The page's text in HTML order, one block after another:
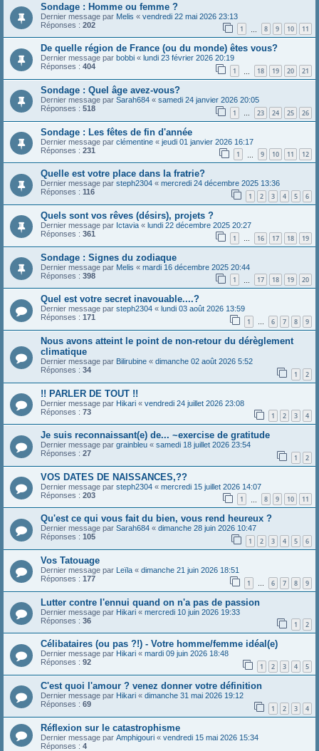
Sondage : Homme ou femme ?
Dernier message par Melis « vendredi 22 mai 2026 23:13
Réponses : 202 1 8 9 10 11
De quelle région de France (ou du monde) êtes vous?
Dernier message par bobbi « lundi 23 février 2026 20:19
Réponses : 404 1 18 19 20 21
Sondage : Quel âge avez-vous?
Dernier message par Sarah684 « samedi 24 janvier 2026 20:05
Réponses : 518 1 … 23 24 25 26
Sondage : Les fêtes de fin d'année
Dernier message par clémentine « jeudi 01 janvier 2026 16:17
Réponses : 231 1 9 10 11 12
Quelle est votre place dans la fratrie?
Dernier message par steph2304 « mercredi 24 décembre 2025 13:36
Réponses : 116 1 2 3 4 5 6
Quels sont vos rêves (désirs), projets ?
Dernier message par Ictavia « lundi 22 décembre 2025 20:27
Réponses : 361 1 … 16 17 18 19
Sondage : Signes du zodiaque
Dernier message par Melis « mardi 16 décembre 2025 20:44
Réponses : 398 1 17 18 19 20
Quel est votre secret inavouable....?
Dernier message par steph2304 « lundi 03 août 2026 13:59
Réponses : 171 1 … 6 7 8 9
Nous avons atteint le point de non-retour du dérèglement
climatique
Dernier message par Bilirubine « dimanche 02 août 2026 5:52
Réponses : 34 1 2
!! PARLER DE TOUT !!
Dernier message par Hikari « vendredi 24 juillet 2026 23:08
Réponses : 73 1 2 3 4
Je suis reconnaissant(e) de... ~exercise de gratitude
Dernier message par grainbleu « samedi 18 juillet 2026 23:54
Réponses : 27 1 2
VOS DATES DE NAISSANCES,??
Dernier message par steph2304 « mercredi 15 juillet 2026 14:07
Réponses : 203 1 8 9 10 11
Qu'est ce qui vous fait du bien, vous rend heureux ?
Dernier message par Sarah684 « dimanche 28 juin 2026 10:47
Réponses : 105 1 2 3 4 5 6
Vos Tatouage
Dernier message par Leïla « dimanche 21 juin 2026 18:51
Réponses : 177 1 … 6 7 8 9
Lutter contre l'ennui quand on n'a pas de passion
Dernier message par Hikari « mercredi 10 juin 2026 19:33
Réponses : 36 1 2
Célibataires (ou pas ?!) - Votre homme/femme idéal(e)
Dernier message par Hikari « mardi 09 juin 2026 18:48
Réponses : 92 1 2 3 4 5
C'est quoi l'amour ? venez donner votre définition
Dernier message par Hikari « dimanche 31 mai 2026 19:12
Réponses : 69 1 2 3 4
Réflexion sur le catastrophisme
Dernier message par Amphigouri « vendredi 15 mai 2026 15:34
Réponses : 4